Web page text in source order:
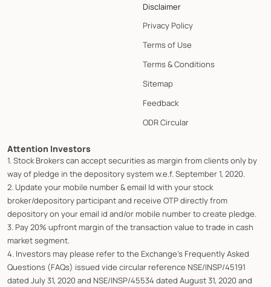
Disclaimer
Privacy Policy
Terms of Use
Terms & Conditions
Sitemap
Feedback
ODR Circular
Attention Investors
1. Stock Brokers can accept securities as margin from clients only by
way of pledge in the depository system w.e.f. September 1, 2020.
2. Update your mobile number & email Id with your stock
broker/depository participant and receive OTP directly from
depository on your email id and/or mobile number to create pledge.
3. Pay 20% upfront margin of the transaction value to trade in cash
market segment.
4. Investors may please refer to the Exchange's Frequently Asked
Questions (FAQs) issued vide circular reference NSE/INSP/45191
dated July 31, 2020 and NSE/INSP/45534 dated August 31, 2020 and